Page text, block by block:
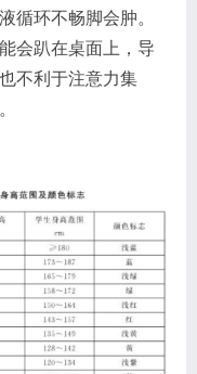
循环不畅脚会肿。
会趴在桌面上，导
不利于注意力集